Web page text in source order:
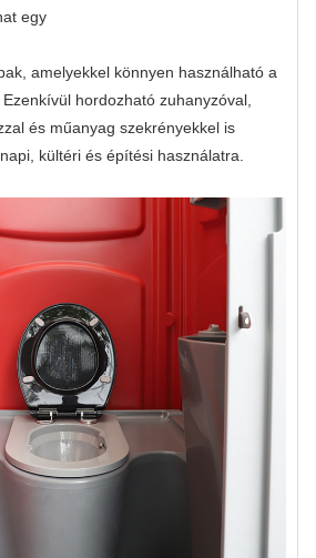
egy
amelyekkel könnyen használható a
hordozható zuhanyzóval,
és műanyag szekrényekkel is
kültéri és építési használatra.